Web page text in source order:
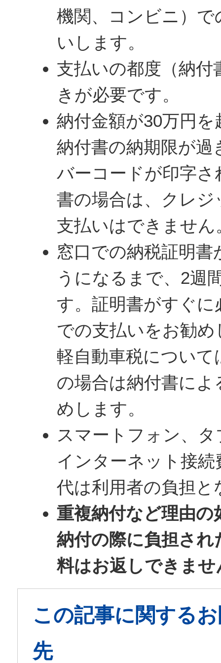
機関、コンビニ）で
いします。
支払いの都度（納付
きが必要です。
納付金額が30万円
納付書の納期限が過
バーコードが印字
書の場合は、クレ
支払いはできません
窓口での納税証明書
うになるまで、2週
す。証明書がすぐに
での支払いをお勧
軽自動車税について
の場合は納付書によ
めします。
スマートフォン、
インターネット接
代は利用者の負担と
重複納付など理由の
納付の際に負担され
料はお返しできませ
この記事に関する
先